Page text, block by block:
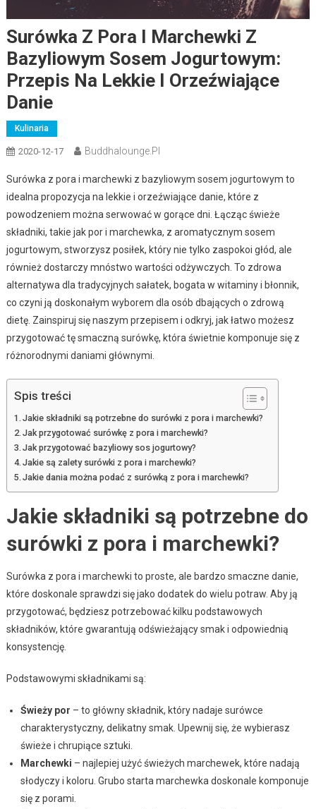
Surówka Z Pora I Marchewki Z
Bazyliowym Sosem Jogurtowym:
Przepis Na Lekkie I Orzeźwiające
Danie
Kulinaria
2020-12-17 Buddhalounge.pl
Surówka z pora i marchewki z bazyliowym sosem jogurtowym to
idealna propozycja na lekkie i orzeźwiające danie, które z
powodzeniem można serwować w gorące dni. Łącząc świeże
składniki, takie jak por i marchewka, z aromatycznym sosem
jogurtowym, stworzysz posiłek, który nie tylko zaspokoi głód, ale
również dostarczy mnóstwo wartości odżywczych. To zdrowa
alternatywa dla tradycyjnych sałatek, bogata w witaminy i błonnik,
co czyni ją doskonałym wyborem dla osób dbających o zdrową
dietę. Zainspiruj się naszym przepisem i odkryj, jak łatwo możesz
przygotować tę smaczną surówkę, która świetnie komponuje się z
różnorodnymi daniami głównymi.
Spis treści
Jakie składniki są potrzebne do surówki z pora i marchewki?
Jak przygotować surówkę z pora i marchewki?
Jak przygotować bazyliowy sos jogurtowy?
Jakie są zalety surówki z pora i marchewki?
Jakie dania można podać z surówką z pora i marchewki?
Jakie składniki są potrzebne do
surówki z pora i marchewki?
Surówka z pora i marchewki to proste, ale bardzo smaczne danie,
które doskonale sprawdzi się jako dodatek do wielu potraw. Aby ją
przygotować, będziesz potrzebować kilku podstawowych
składników, które gwarantują odświeżający smak i odpowiednią
konsystencję.
Podstawowymi składnikami są:
Świeży por – to główny składnik, który nadaje surówce
charakterystyczny, delikatny smak. Upewnij się, że wybierasz
świeże i chrupiące sztuki.
Marchewki – najlepiej użyć świeżych marchewek, które nadają
słodyczy i koloru. Grubo starta marchewka doskonale komponuje
się z porami.